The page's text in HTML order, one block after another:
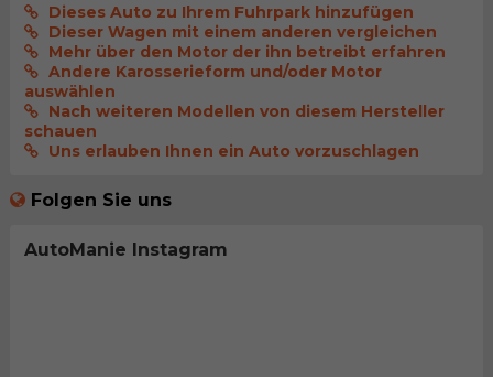
Dieses Auto zu Ihrem Fuhrpark hinzufügen
Dieser Wagen mit einem anderen vergleichen
Mehr über den Motor der ihn betreibt erfahren
Andere Karosserieform und/oder Motor
auswählen
Nach weiteren Modellen von diesem Hersteller
schauen
Uns erlauben Ihnen ein Auto vorzuschlagen
Folgen Sie uns
AutoManie Instagram